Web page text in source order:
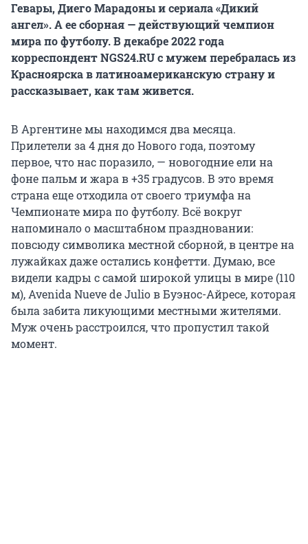
Гевары, Диего Марадоны и сериала «Дикий
ангел». А ее сборная — действующий чемпион
мира по футболу. В декабре 2022 года
корреспондент NGS24.RU с мужем перебралась из
Красноярска в латиноамериканскую страну и
рассказывает, как там живется.
В Аргентине мы находимся два месяца.
Прилетели за 4 дня до Нового года, поэтому
первое, что нас поразило, — новогодние ели на
фоне пальм и жара в +35 градусов. В это время
страна еще отходила от своего триумфа на
Чемпионате мира по футболу. Всё вокруг
напоминало о масштабном праздновании:
повсюду символика местной сборной, в центре на
лужайках даже остались конфетти. Думаю, все
видели кадры с самой широкой улицы в мире (110
м), Avenida Nueve de Julio в Буэнос-Айресе, которая
была забита ликующими местными жителями.
Муж очень расстроился, что пропустил такой
момент.